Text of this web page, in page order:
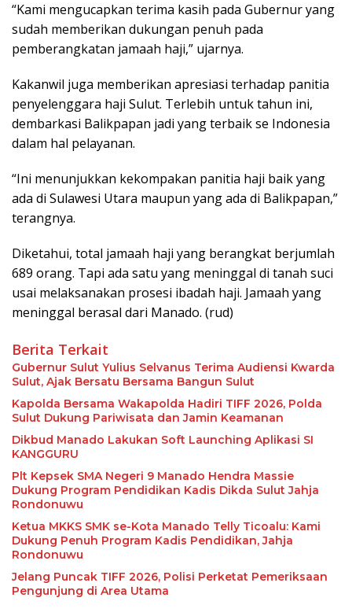
“Kami mengucapkan terima kasih pada Gubernur yang
sudah memberikan dukungan penuh pada
pemberangkatan jamaah haji,” ujarnya.
Kakanwil juga memberikan apresiasi terhadap panitia
penyelenggara haji Sulut. Terlebih untuk tahun ini,
dembarkasi Balikpapan jadi yang terbaik se Indonesia
dalam hal pelayanan.
“Ini menunjukkan kekompakan panitia haji baik yang
ada di Sulawesi Utara maupun yang ada di Balikpapan,”
terangnya.
Diketahui, total jamaah haji yang berangkat berjumlah
689 orang. Tapi ada satu yang meninggal di tanah suci
usai melaksanakan prosesi ibadah haji. Jamaah yang
meninggal berasal dari Manado. (rud)
Berita Terkait
Gubernur Sulut Yulius Selvanus Terima Audiensi Kwarda
Sulut, Ajak Bersatu Bersama Bangun Sulut
Kapolda Bersama Wakapolda Hadiri TIFF 2026, Polda
Sulut Dukung Pariwisata dan Jamin Keamanan
Dikbud Manado Lakukan Soft Launching Aplikasi SI
KANGGURU
Plt Kepsek SMA Negeri 9 Manado Hendra Massie
Dukung Program Pendidikan Kadis Dikda Sulut Jahja
Rondonuwu
Ketua MKKS SMK se-Kota Manado Telly Ticoalu: Kami
Dukung Penuh Program Kadis Pendidikan, Jahja
Rondonuwu
Jelang Puncak TIFF 2026, Polisi Perketat Pemeriksaan
Pengunjung di Area Utama